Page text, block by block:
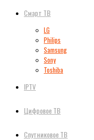
Смарт ТВ
LG
Philips
Samsung
Sony
Toshiba
IPTV
Цифровое ТВ
Спутниковое ТВ